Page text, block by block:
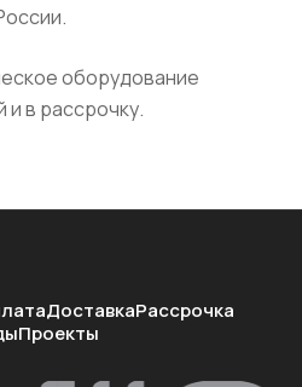
оборудование
и в рассрочку.
ДоставкаРассрочка
Проекты